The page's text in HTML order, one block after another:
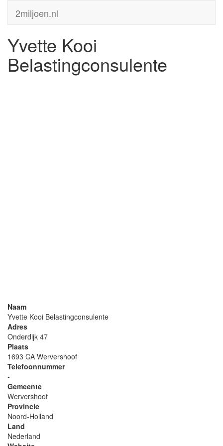
2miljoen.nl
Yvette Kooi
Belastingconsulente
Naam
Yvette Kooi Belastingconsulente
Adres
Onderdijk 47
Plaats
1693 CA Wervershoof
Telefoonnummer
-
Gemeente
Wervershoof
Provincie
Noord-Holland
Land
Nederland